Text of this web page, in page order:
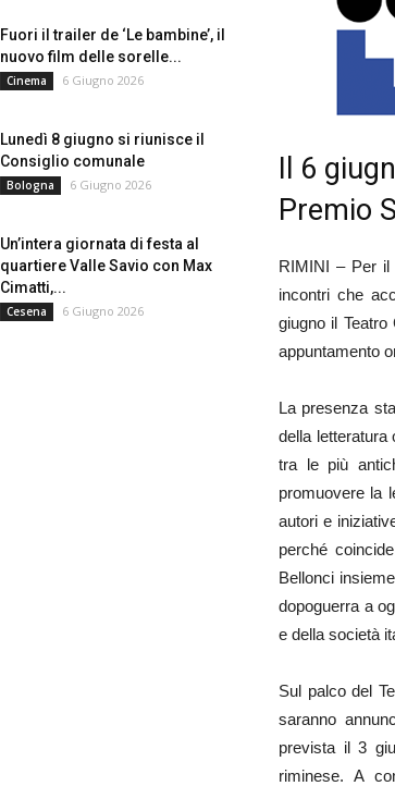
Il 6
Premio
RIMINI – Per il
incontri che
giugno il Teatro
appuntamento
La presenza
della letteratura
tra le più
promuovere la
autori e
perché
Bellonci
dopoguerra a
e della società
Sul palco del
saranno
prevista il 3
riminese. A
Fuori il trailer de ‘Le bambine’, il
nuovo film delle sorelle...
Cinema 6 Giugno 2026
Lunedì 8 giugno si riunisce il
Consiglio comunale
Bologna 6 Giugno 2026
Un’intera giornata di festa al
quartiere Valle Savio con Max
Cimatti,...
Cesena 6 Giugno 2026